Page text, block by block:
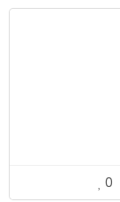
0